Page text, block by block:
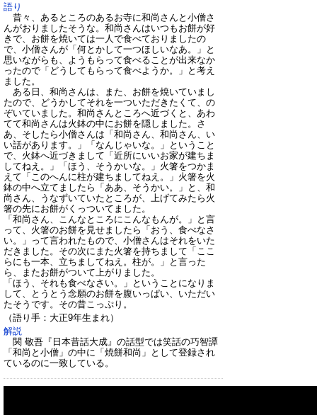
語り
昔々、あるところのあるお寺に和尚さんと小僧さ
んがおりましたそうな。和尚さんはいつもお餅が好
きで、お餅を焼いては一人で食べておりましたの
で、小僧さんが「何とかして一つほしいなあ。」と
思いながらも、ようもらって食べることが出来なか
ったので「どうしてもらって食べようか。」と考え
ました。
ある日、和尚さんは、また、お餅を焼いていまし
たので、どうかしてそれを一ついただきたくて、の
ぞいていました。和尚さんところへ近づくと、あわ
てて和尚さんは火鉢の中にお餅を隠しました。さ
あ、そしたら小僧さんは「和尚さん、和尚さん、い
い話があります。」「なんじゃいな。」ということ
で、火鉢へ近づきまして「近所にいいお家が建ちま
してねえ。」「ほう、そうかいな。」火箸をつかま
えて「このへんに柱が建ちましてねえ。」火箸を火
鉢の中へ立てましたら「ああ、そうかい。」と、和
尚さん、うなずいていたところが、上げてみたら火
箸の先にお餅がくっついてました。
「和尚さん、こんなところにこんなもんが。」と言
って、火箸のお餅を見せましたら「おう、食べなさ
い。」って言われたもので、小僧さんはそれをいた
だきました。その次にまた火箸を持ちまして「ここ
らにも一本、立ちましてねえ。柱が。」と言った
ら、またお餅がついて上がりました。
「ほう、それも食べなさい。」ということになりま
して、とうとう念願のお餅を腹いっぱい、いただい
たそうです。その昔こっぷり。
（語り手：大正9年生まれ）
解説
関 敬吾『日本昔話大成』の話型では笑話の巧智譚
「和尚と小僧」の中に「焼餅和尚」として登録され
ているのに一致している。